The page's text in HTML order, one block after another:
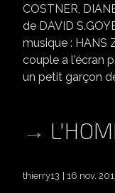
COSTNER,
de DAVID
musique : HANS
couple a l'écran
un petit garçon
thierry13 16 nov.